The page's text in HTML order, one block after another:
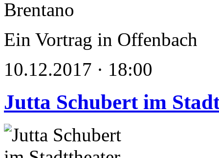
Ein Vortrag in Offenbach
10.12.2017 · 18:00
Jutta Schubert im